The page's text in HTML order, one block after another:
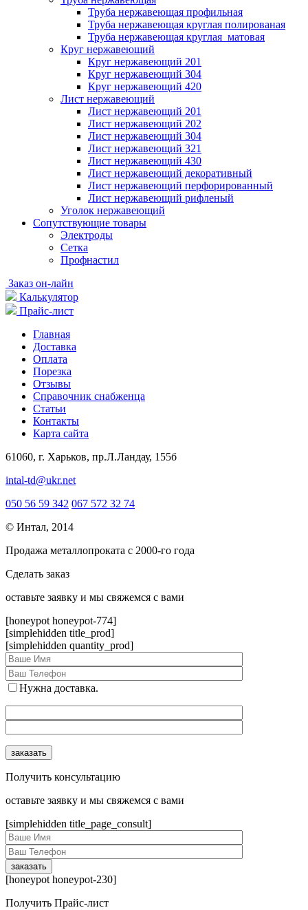
Труба нержавеющая профильная
Труба нержавеющая круглая полированая
Труба нержавеющая круглая матовая
Круг нержавеющий
Круг нержавеющий 201
Круг нержавеющий 304
Круг нержавеющий 420
Лист нержавеющий
Лист нержавеющий 201
Лист нержавеющий 202
Лист нержавеющий 304
Лист нержавеющий 321
Лист нержавеющий 430
Лист нержавеющий декоративный
Лист нержавеющий перфорированный
Лист нержавеющий рифленый
Уголок нержавеющий
Cопутствующие товары
Электроды
Сетка
Профнастил
Заказ он-лайн
Калькулятор
Прайс-лист
Главная
Доставка
Оплата
Порезка
Отзывы
Справочник снабженца
Статьи
Контакты
Карта сайта
61060, г. Харьков, пр.Л.Ландау, 155б
intal-td@ukr.net
050 56 59 342 067 572 32 74
© Интал, 2014
Продажа металлопроката с 2000-го года
Сделать заказ
оcтавьте заявку и мы свяжемся с вами
[honeypot honeypot-774]
[simplehidden title_prod]
[simplehidden quantity_prod]
Нужна доставка.
Получить консультацию
оcтавьте заявку и мы свяжемся с вами
[simplehidden title_page_consult]
[honeypot honeypot-230]
Получить Прайс-лист